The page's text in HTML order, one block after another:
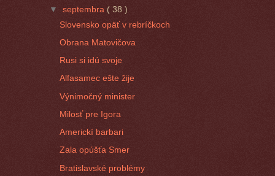
▼septembra ( 38 )
Slovensko opäť v rebríčkoch
Obrana Matovičova
Rusi si idú svoje
Alfasamec ešte žije
Výnimočný minister
Milosť pre Igora
Americkí barbari
Zala opúšťa Smer
Bratislavské problémy